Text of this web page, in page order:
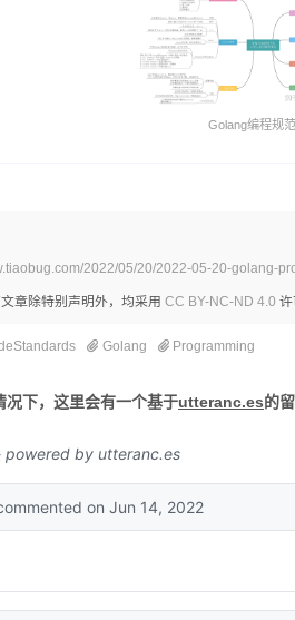
Golang编程规范
2022/05/20/2022-05-20-golang-
章除特别声明外，均采用 CC BY-NC-ND 4.0
Golang Programming
下，这里会有一个基于utteranc.es的